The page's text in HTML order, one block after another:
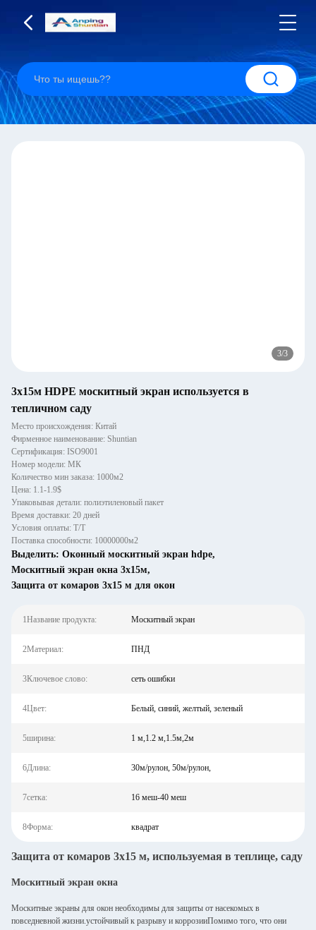
3/3
3x15м HDPE москитный экран используется в
тепличном саду
Место происхождения: Китай
Фирменное наименование: Shuntian
Сертификация: ISO9001
Номер модели: МК
Количество мин заказа: 1000м2
Цена: 1.1-1.9$
Упаковывая детали: полиэтиленовый пакет
Время доставки: 20 дней
Условия оплаты: Т/Т
Поставка способности: 10000000м2
Выделить: Оконный москитный экран hdpe,
Москитный экран окна 3х15м,
Защита от комаров 3x15 м для окон
1Название продукта: Москитный экран
2Материал: ПНД
3Ключевое слово: сеть ошибки
4Цвет: Белый, синий, желтый, зеленый
5ширина: 1 м,1.2 м,1.5м,2м
6Длина: 30м/рулон, 50м/рулон,
7сетка: 16 меш-40 меш
8Форма: квадрат
Защита от комаров 3x15 м, используемая в теплице, саду
Москитный экран окна
Москитные экраны для окон необходимы для защиты от насекомых в
повседневной жизни.устойчивый к разрыву и коррозииПомимо того, что они